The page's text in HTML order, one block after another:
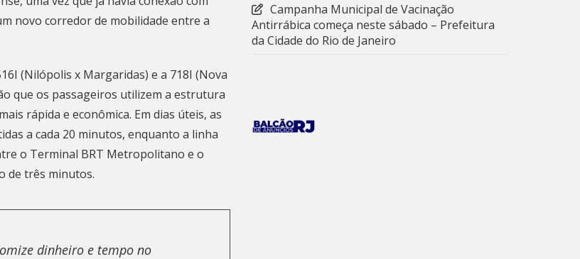
novo corredor de mobilidade entre a
(Nilópolis x Margaridas) e a 718I (Nova
que os passageiros utilizem a estrutura
rápida e econômica. Em dias úteis, as
a cada 20 minutos, enquanto a linha
o Terminal BRT Metropolitano e o
de três minutos.
dinheiro e tempo no
Campanha Municipal de Vacinação
Antirrábica começa neste sábado – Prefeitura
da Cidade do Rio de Janeiro